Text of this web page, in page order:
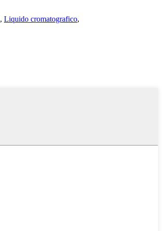
, Liquido cromatografico,